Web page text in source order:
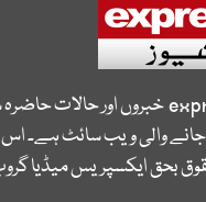
خبروں اور حالات
والی ویب سائٹ ہے۔ اس
بحق ایکسپریس میڈیا